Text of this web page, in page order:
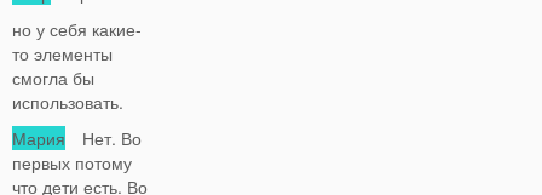
но у себя какие-
то элементы
смогла бы
использовать.
Мария Нет. Во
первых потому
что дети есть. Во